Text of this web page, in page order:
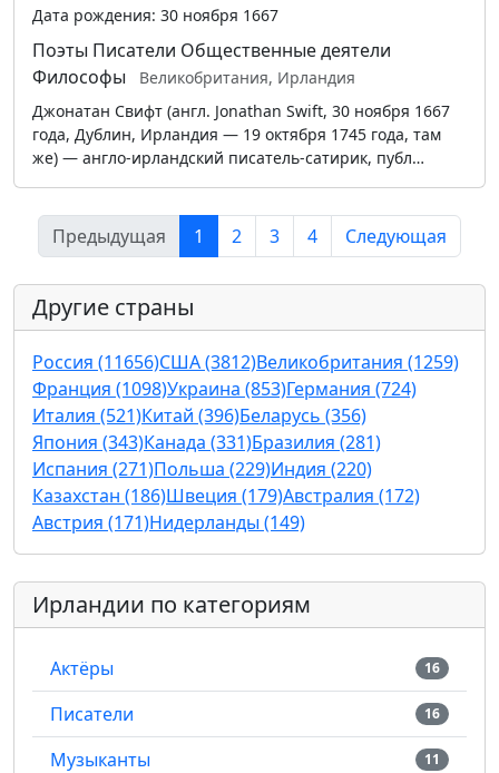
Дата рождения: 30 ноября 1667
Поэты Писатели Общественные деятели
Философы
Великобритания, Ирландия
Джонатан Свифт (англ. Jonathan Swift, 30 ноября 1667
года, Дублин, Ирландия — 19 октября 1745 года, там
же) — англо-ирландский писатель-сатирик, публ…
Предыдущая 1 2 3 4 Следующая
Другие страны
Россия (11656)США (3812)Великобритания (1259)
Франция (1098)Украина (853)Германия (724)
Италия (521)Китай (396)Беларусь (356)
Япония (343)Канада (331)Бразилия (281)
Испания (271)Польша (229)Индия (220)
Казахстан (186)Швеция (179)Австралия (172)
Австрия (171)Нидерланды (149)
Ирландии по категориям
Актёры 16
Писатели 16
Музыканты 11